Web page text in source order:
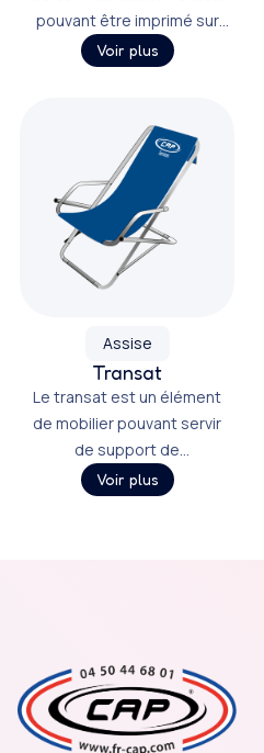
pouvant être imprimé sur
différents textiles, offrant
une grande surface de
Voir plus
Assise
Transat
Le transat est un élément
de mobilier pouvant servir
de support de
communication, et
personnalisable par des
Voir plus